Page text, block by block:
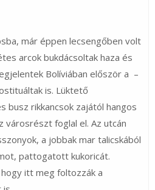
már éppen lecsengőben volt
arcok bukdácsoltak haza és
Bolíviában először a –
is. Lüktető
busz rikkancsok zajától hangos
városrészt foglal el. Az utcán
a jobbak mar talicskából
pattogatott kukoricát.
itt meg foltozzák a